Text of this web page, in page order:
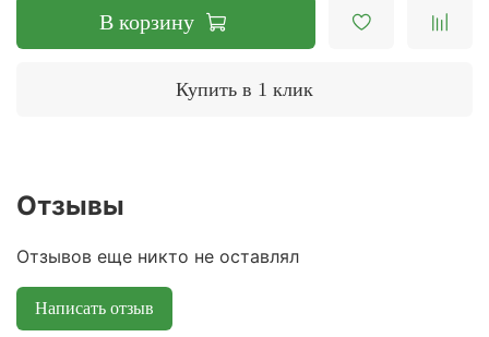
В корзину
Купить в 1 клик
Отзывы
Отзывов еще никто не оставлял
Написать отзыв